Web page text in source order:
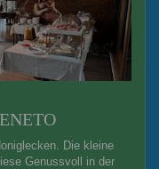
Die kleine
Genussvoll in der